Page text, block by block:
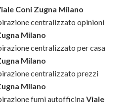
Coni Zugna Milano
centralizzato opinioni
Milano
centralizzato per casa
Milano
centralizzato prezzi
Milano
fumi autofficinaViale